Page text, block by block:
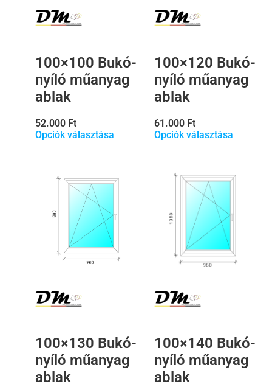
100×100 Bukó-
nyíló műanyag
ablak
52.000 Ft
Opciók választása
100×120 Bukó-
nyíló műanyag
ablak
61.000 Ft
Opciók választása
100×130 Bukó-
nyíló műanyag
ablak
100×140 Bukó-
nyíló műanyag
ablak